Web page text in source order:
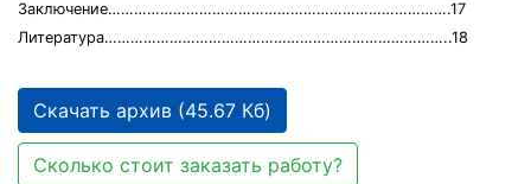
Заключение…………………………………………………………………….17
Литература……………………………………………………………………..18
Скачать архив (45.67 Кб)
Сколько стоит заказать работу?